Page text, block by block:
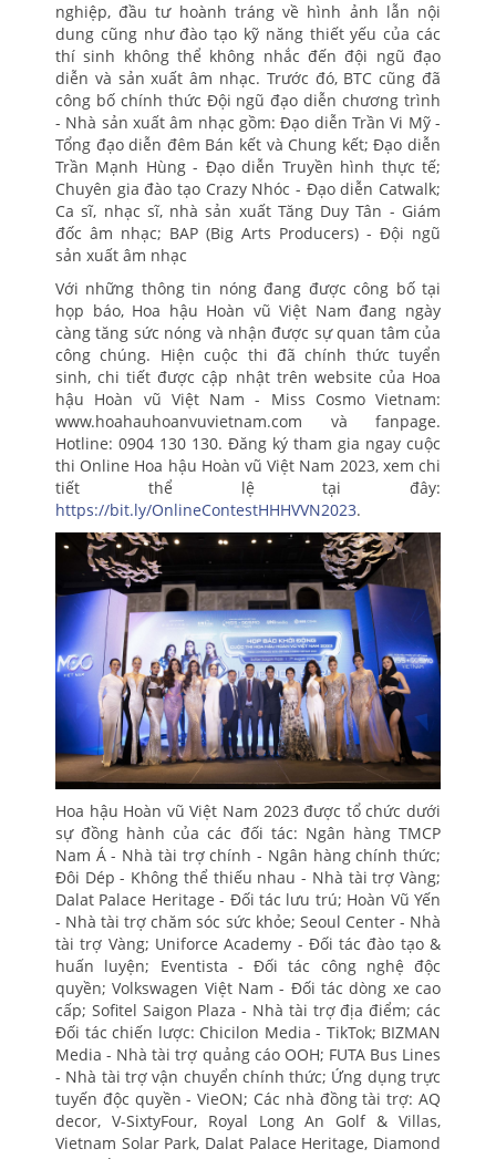
nghiệp, đầu tư hoành tráng về hình ảnh lẫn nội
dung cũng như đào tạo kỹ năng thiết yếu của các
thí sinh không thể không nhắc đến đội ngũ đạo
diễn và sản xuất âm nhạc. Trước đó, BTC cũng đã
công bố chính thức Đội ngũ đạo diễn chương trình
- Nhà sản xuất âm nhạc gồm: Đạo diễn Trần Vi Mỹ -
Tổng đạo diễn đêm Bán kết và Chung kết; Đạo diễn
Trần Mạnh Hùng - Đạo diễn Truyền hình thực tế;
Chuyên gia đào tạo Crazy Nhóc - Đạo diễn Catwalk;
Ca sĩ, nhạc sĩ, nhà sản xuất Tăng Duy Tân - Giám
đốc âm nhạc; BAP (Big Arts Producers) - Đội ngũ
sản xuất âm nhạc
Với những thông tin nóng đang được công bố tại
họp báo, Hoa hậu Hoàn vũ Việt Nam đang ngày
càng tăng sức nóng và nhận được sự quan tâm của
công chúng. Hiện cuộc thi đã chính thức tuyển
sinh, chi tiết được cập nhật trên website của Hoa
hậu Hoàn vũ Việt Nam - Miss Cosmo Vietnam:
www.hoahauhoanvuvietnam.com và fanpage.
Hotline: 0904 130 130. Đăng ký tham gia ngay cuộc
thi Online Hoa hậu Hoàn vũ Việt Nam 2023, xem chi
tiết thể lệ tại đây:
https://bit.ly/OnlineContestHHHVVN2023.
Hoa hậu Hoàn vũ Việt Nam 2023 được tổ chức dưới
sự đồng hành của các đối tác: Ngân hàng TMCP
Nam Á - Nhà tài trợ chính - Ngân hàng chính thức;
Đôi Dép - Không thể thiếu nhau - Nhà tài trợ Vàng;
Dalat Palace Heritage - Đối tác lưu trú; Hoàn Vũ Yến
- Nhà tài trợ chăm sóc sức khỏe; Seoul Center - Nhà
tài trợ Vàng; Uniforce Academy - Đối tác đào tạo &
huấn luyện; Eventista - Đối tác công nghệ độc
quyền; Volkswagen Việt Nam - Đối tác dòng xe cao
cấp; Sofitel Saigon Plaza - Nhà tài trợ địa điểm; các
Đối tác chiến lược: Chicilon Media - TikTok; BIZMAN
Media - Nhà tài trợ quảng cáo OOH; FUTA Bus Lines
- Nhà tài trợ vận chuyển chính thức; Ứng dụng trực
tuyến độc quyền - VieON; Các nhà đồng tài trợ: AQ
decor, V-SixtyFour, Royal Long An Golf & Villas,
Vietnam Solar Park, Dalat Palace Heritage, Diamond